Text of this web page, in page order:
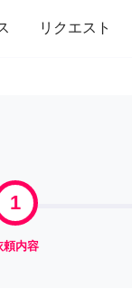
リクエスト
引っ越し イ
1
頼内容